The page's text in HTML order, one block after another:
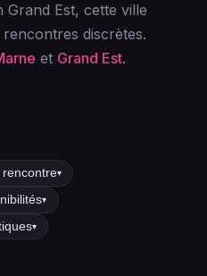
Est, cette ville
discrètes.
et Grand Est.
▾
▾
▾